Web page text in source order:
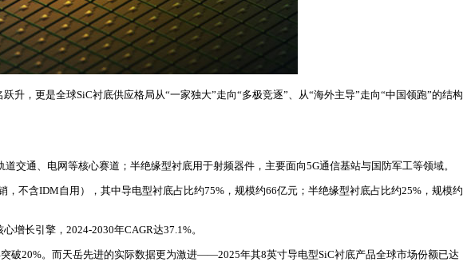
，更是全球SiC衬底供应格局从“一家独大”走向“多极竞逐”、从“海外主导”走向“中国领跑”的结构
通、电网等核心赛道；半绝缘型衬底用于射频器件，主要面向5G通信基站与国防军工等领域。
不含IDM自用），其中导电型衬底占比约75%，规模约66亿元；半绝缘型衬底占比约25%，规模约
增长引擎，2024-2030年CAGR达37.1%。
破20%。而天岳先进的实际数据更为激进——2025年其8英寸导电型SiC衬底产品全球市场份额已达